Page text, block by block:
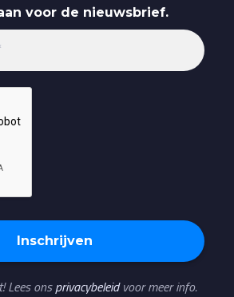
voor de nieuwsbrief.
Lees onsprivacybeleidvoor meer info.